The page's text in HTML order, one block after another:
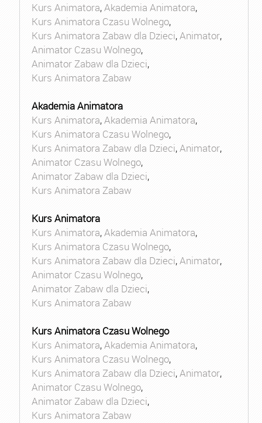
Kurs Animatora,Akademia Animatora,
Kurs Animatora Czasu Wolnego,
Kurs Animatora Zabaw dla Dzieci,Animator,
Animator Czasu Wolnego,
Animator Zabaw dla Dzieci,
Kurs Animatora Zabaw
Akademia Animatora
Kurs Animatora,Akademia Animatora,
Kurs Animatora Czasu Wolnego,
Kurs Animatora Zabaw dla Dzieci,Animator,
Animator Czasu Wolnego,
Animator Zabaw dla Dzieci,
Kurs Animatora Zabaw
Kurs Animatora
Kurs Animatora,Akademia Animatora,
Kurs Animatora Czasu Wolnego,
Kurs Animatora Zabaw dla Dzieci,Animator,
Animator Czasu Wolnego,
Animator Zabaw dla Dzieci,
Kurs Animatora Zabaw
Kurs Animatora Czasu Wolnego
Kurs Animatora,Akademia Animatora,
Kurs Animatora Czasu Wolnego,
Kurs Animatora Zabaw dla Dzieci,Animator,
Animator Czasu Wolnego,
Animator Zabaw dla Dzieci,
Kurs Animatora Zabaw